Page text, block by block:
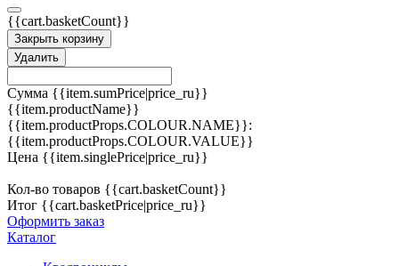
{{cart.basketCount}}
Закрыть корзину
Удалить
Сумма {{item.sumPrice|price_ru}}
{{item.productName}}
{{item.productProps.COLOUR.NAME}}:
{{item.productProps.COLOUR.VALUE}}
Цена {{item.singlePrice|price_ru}}
Кол-во товаров {{cart.basketCount}}
Итог {{cart.basketPrice|price_ru}}
Оформить заказ
Каталог